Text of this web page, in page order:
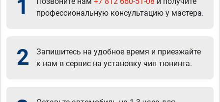
1
профессиональную консультацию у мастера.
2
Запишитесь на удобное время и приезжайте
к нам в сервис на установку чип тюнинга.